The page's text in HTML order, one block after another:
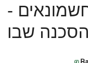
-
שבו